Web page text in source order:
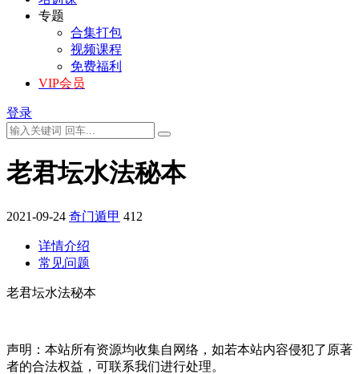
专题
合集打包
视频课程
免费福利
VIP会员
登录
老君坛水法秘本
2021-09-24 奇门遁甲 412
详情介绍
常见问题
老君坛水法秘本
声明：本站所有资源均收集自网络，如若本站内容侵犯了原著
者的合法权益，可联系我们进行处理。